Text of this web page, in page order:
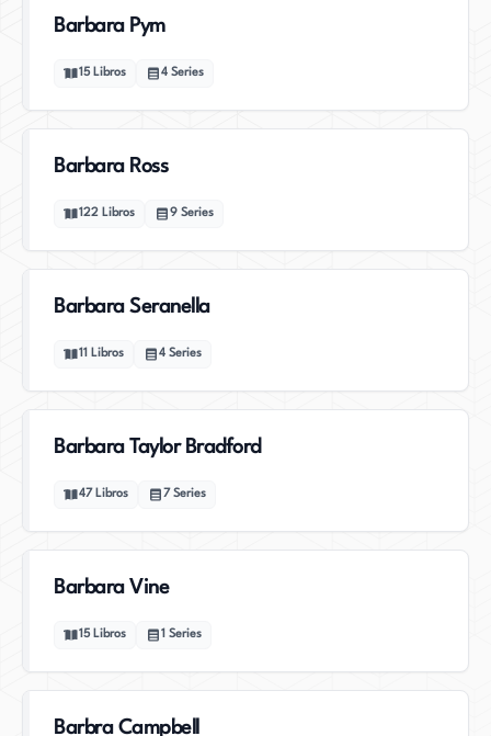
Barbara Pym
15 Libros 4 Series
Barbara Ross
122 Libros 9 Series
Barbara Seranella
11 Libros 4 Series
Barbara Taylor Bradford
47 Libros 7 Series
Barbara Vine
15 Libros 1 Series
Barbra Campbell